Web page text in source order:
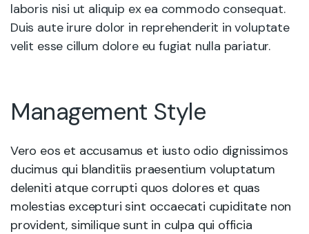
laboris nisi ut aliquip ex ea commodo consequat.
Duis aute irure dolor in reprehenderit in voluptate
velit esse cillum dolore eu fugiat nulla pariatur.
Management Style
Vero eos et accusamus et iusto odio dignissimos
ducimus qui blanditiis praesentium voluptatum
deleniti atque corrupti quos dolores et quas
molestias excepturi sint occaecati cupiditate non
provident, similique sunt in culpa qui officia